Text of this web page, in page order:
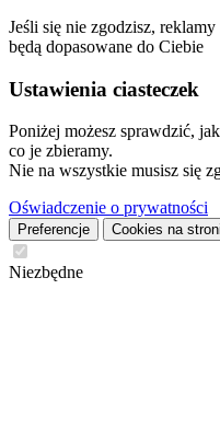
Jeśli się nie zgodzisz,
będą dopasowane do Ciebie
Ustawienia ciasteczek
Poniżej możesz sprawdzić,
co je zbieramy.
Nie na wszystkie musisz się
Oświadczenie o prywatności
Preferencje Cookies na
Niezbędne